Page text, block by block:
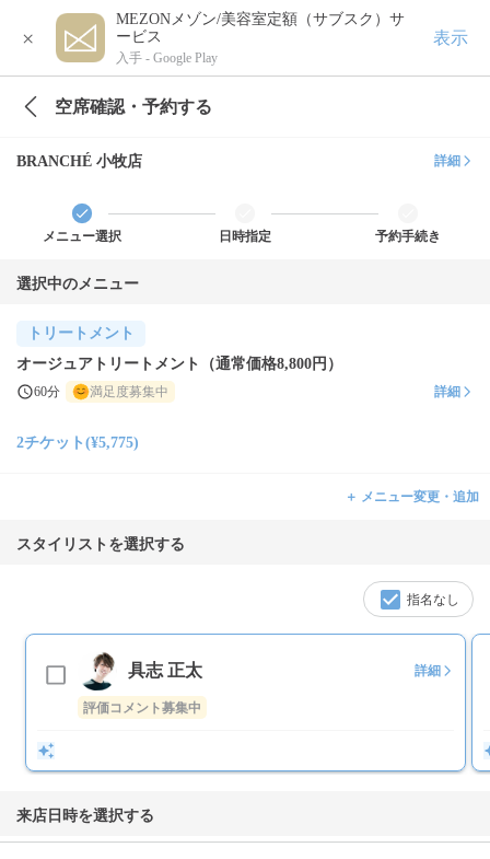
×
MEZONメゾン/美容室定額（サブスク）サ
ービス
入手 - Google Play
表示
空席確認・予約する
BRANCHÉ 小牧店 詳細
メニュー選択 日時指定 予約手続き
選択中のメニュー
トリートメント
オージュアトリートメント（通常価格8,800円）
60分 満足度募集中 詳細
2チケット(¥5,775)
＋ メニュー変更・追加
スタイリストを選択する
指名なし
具志 正太 詳細
評価コメント募集中
来店日時を選択する